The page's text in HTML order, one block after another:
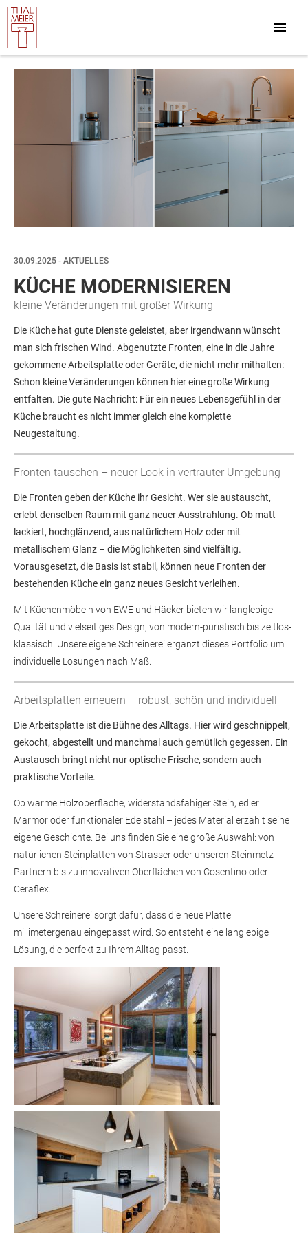
30.09.2025 - AKTUELLES
KÜCHE MODERNISIEREN
kleine Veränderungen mit großer Wirkung
Die Küche hat gute Dienste geleistet, aber irgendwann wünscht
man sich frischen Wind. Abgenutzte Fronten, eine in die Jahre
gekommene Arbeitsplatte oder Geräte, die nicht mehr mithalten:
Schon kleine Veränderungen können hier eine große Wirkung
entfalten. Die gute Nachricht: Für ein neues Lebensgefühl in der
Küche braucht es nicht immer gleich eine komplette
Neugestaltung.
Fronten tauschen – neuer Look in vertrauter Umgebung
Die Fronten geben der Küche ihr Gesicht. Wer sie austauscht,
erlebt denselben Raum mit ganz neuer Ausstrahlung. Ob matt
lackiert, hochglänzend, aus natürlichem Holz oder mit
metallischem Glanz – die Möglichkeiten sind vielfältig.
Vorausgesetzt, die Basis ist stabil, können neue Fronten der
bestehenden Küche ein ganz neues Gesicht verleihen.
Mit Küchenmöbeln von EWE und Häcker bieten wir langlebige
Qualität und vielseitiges Design, von modern-puristisch bis zeitlos-
klassisch. Unsere eigene Schreinerei ergänzt dieses Portfolio um
individuelle Lösungen nach Maß.
Arbeitsplatten erneuern – robust, schön und individuell
Die Arbeitsplatte ist die Bühne des Alltags. Hier wird geschnippelt,
gekocht, abgestellt und manchmal auch gemütlich gegessen. Ein
Austausch bringt nicht nur optische Frische, sondern auch
praktische Vorteile.
Ob warme Holzoberfläche, widerstandsfähiger Stein, edler
Marmor oder funktionaler Edelstahl – jedes Material erzählt seine
eigene Geschichte. Bei uns finden Sie eine große Auswahl: von
natürlichen Steinplatten von Strasser oder unseren Steinmetz-
Partnern bis zu innovativen Oberflächen von Cosentino oder
Ceraflex.
Unsere Schreinerei sorgt dafür, dass die neue Platte
millimetergenau eingepasst wird. So entsteht eine langlebige
Lösung, die perfekt zu Ihrem Alltag passt.